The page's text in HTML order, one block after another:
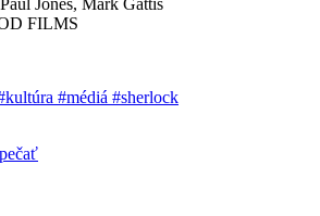
FILMS
#médiá #sherlock